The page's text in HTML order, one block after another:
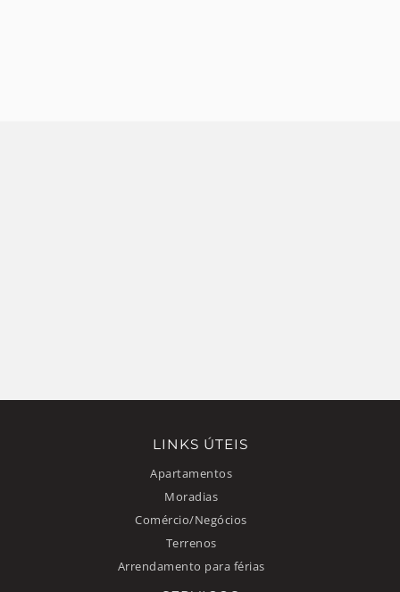
LINKS ÚTEIS
Apartamentos
Moradias
Comércio/Negócios
Terrenos
Arrendamento para férias